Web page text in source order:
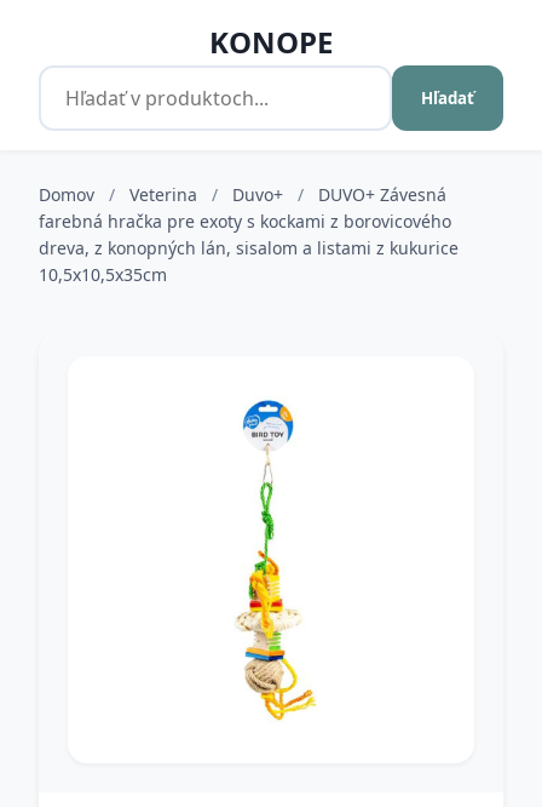
KONOPE
Hľadať
Domov / Veterina / Duvo+ /
DUVO+ Závesná
farebná hračka pre exoty s kockami z borovicového
dreva, z konopných lán, sisalom a listami z kukurice
10,5x10,5x35cm